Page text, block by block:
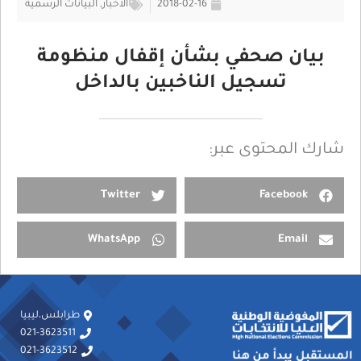
2018-02-16 الأخبار, البيانات الرسمية
بيان صحفي بشأن إقفال منظومة
تسجيل الناخبين بالداخل
شارك المحتوى عبر:
Facebook
Twitter
Email
WhatsApp
طرابلس،ليبيا
021-3623511
021-3623512